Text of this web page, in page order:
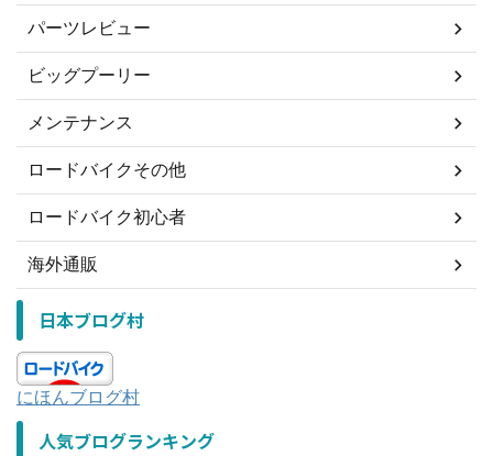
パーツレビュー
ビッグプーリー
メンテナンス
ロードバイクその他
ロードバイク初心者
海外通販
日本ブログ村
にほんブログ村
人気ブログランキング